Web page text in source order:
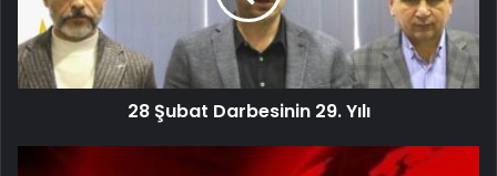
28 Şubat Darbesinin 29. Yılı